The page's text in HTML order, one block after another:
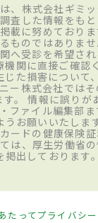
、株式会社ギミ
査した情報をもと
載に努めており
ものではありませ
へ受診を希望さ
関に直接ご確認
じた損害について
ー株式会社では
。 情報に誤りが
ファイル編集部
うお願いいたします
ードの健康保険
は、厚生労働省の
掲出しております。
たってプライバシ